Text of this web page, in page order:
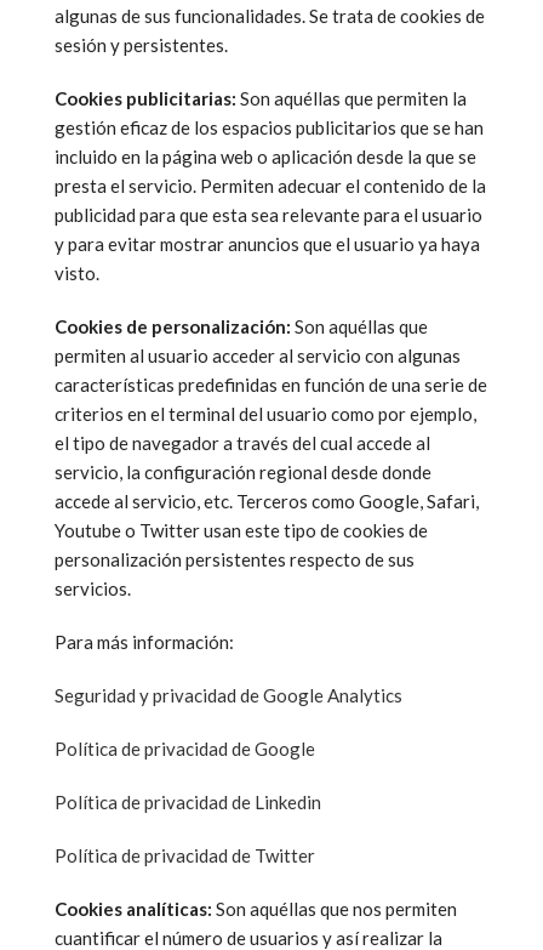
algunas de sus funcionalidades. Se trata de cookies de
sesión y persistentes.
Cookies publicitarias: Son aquéllas que permiten la
gestión eficaz de los espacios publicitarios que se han
incluido en la página web o aplicación desde la que se
presta el servicio. Permiten adecuar el contenido de la
publicidad para que esta sea relevante para el usuario
y para evitar mostrar anuncios que el usuario ya haya
visto.
Cookies de personalización: Son aquéllas que
permiten al usuario acceder al servicio con algunas
características predefinidas en función de una serie de
criterios en el terminal del usuario como por ejemplo,
el tipo de navegador a través del cual accede al
servicio, la configuración regional desde donde
accede al servicio, etc. Terceros como Google, Safari,
Youtube o Twitter usan este tipo de cookies de
personalización persistentes respecto de sus
servicios.
Para más información:
Seguridad y privacidad de Google Analytics
Política de privacidad de Google
Política de privacidad de Linkedin
Política de privacidad de Twitter
Cookies analíticas: Son aquéllas que nos permiten
cuantificar el número de usuarios y así realizar la